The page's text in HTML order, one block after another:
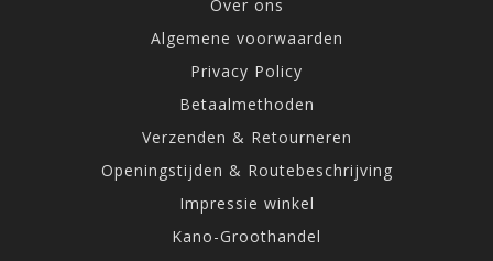
Over ons
Algemene voorwaarden
Privacy Policy
Betaalmethoden
Verzenden & Retourneren
Openingstijden & Routebeschrijving
Impressie winkel
Kano-Groothandel